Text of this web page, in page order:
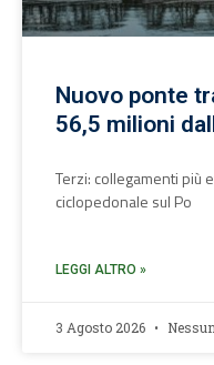
Nuovo ponte
56,5 milioni
Terzi: collegamenti più
ciclopedonale sul Po
LEGGI ALTRO »
3 Agosto 2026